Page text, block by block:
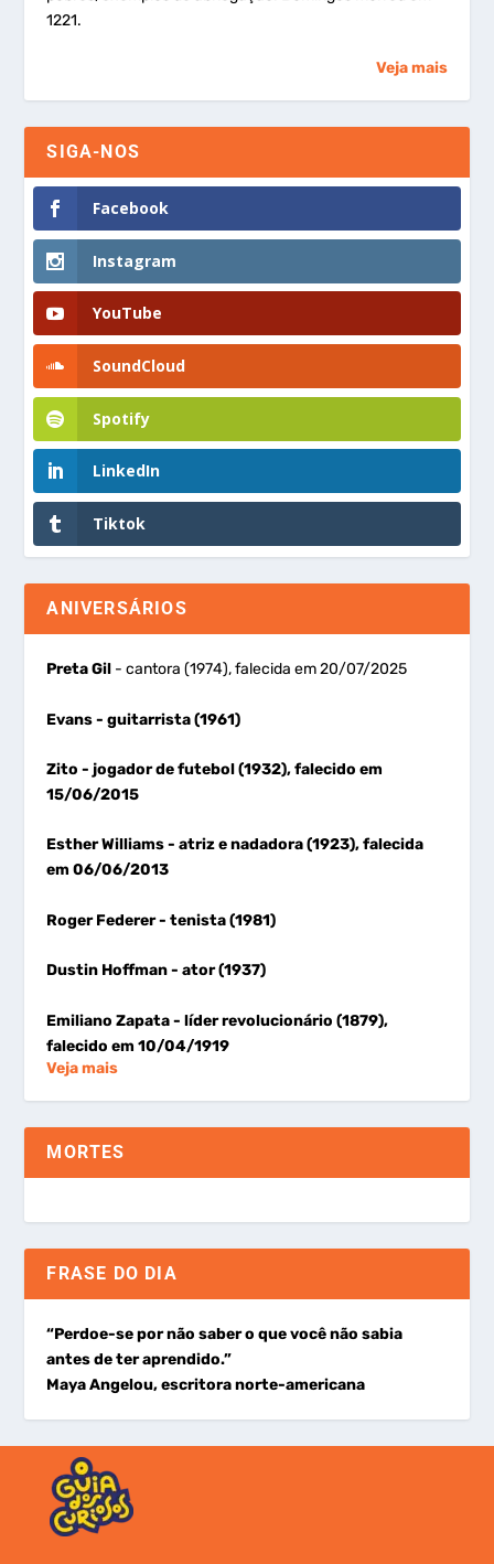
1221.
Veja mais
SIGA-NOS
Facebook
Instagram
YouTube
SoundCloud
Spotify
LinkedIn
Tiktok
ANIVERSÁRIOS
Preta Gil - cantora (1974), falecida em 20/07/2025
Evans- guitarrista (1961)
Zito- jogador de futebol (1932), falecido em
15/06/2015
Esther Williams- atriz e nadadora (1923), falecida
em 06/06/2013
Roger Federer- tenista (1981)
Dustin Hoffman- ator (1937)
Emiliano Zapata- líder revolucionário (1879),
falecido em 10/04/1919
Veja mais
MORTES
FRASE DO DIA
“Perdoe-se por não saber o que você não sabia
antes de ter aprendido.”
Maya Angelou, escritora norte-americana